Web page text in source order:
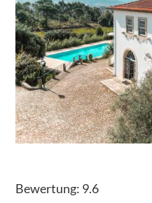
Bewertung: 9.6